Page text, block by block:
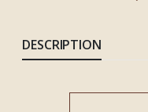
DESCRIPTION